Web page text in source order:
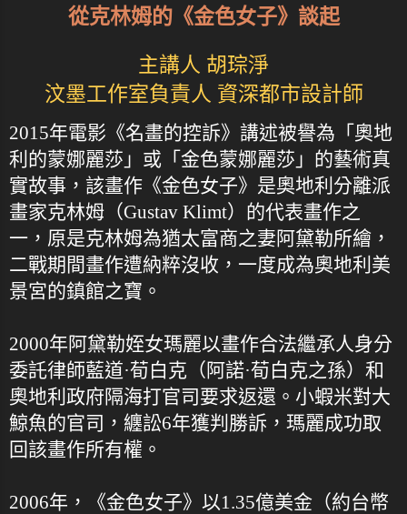
從克林姆的《金色女子》談起
主講人 胡琮淨
汶墨工作室負責人 資深都市設計師
2015年電影《名畫的控訴》講述被譽為「奧地
利的蒙娜麗莎」或「金色蒙娜麗莎」的藝術真
實故事，該畫作《金色女子》是奧地利分離派
畫家克林姆（Gustav Klimt）的代表畫作之
一，原是克林姆為猶太富商之妻阿黛勒所繪，
二戰期間畫作遭納粹沒收，一度成為奧地利美
景宮的鎮館之寶。
2000年阿黛勒姪女瑪麗以畫作合法繼承人身分
委託律師藍道·荀白克（阿諾·荀白克之孫）和
奧地利政府隔海打官司要求返還。小蝦米對大
鯨魚的官司，纏訟6年獲判勝訴，瑪麗成功取
回該畫作所有權。
2006年，《金色女子》以1.35億美金（約台幣